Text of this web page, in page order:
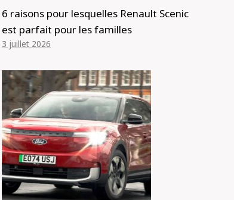
Test du GWM Tank 500 Ultra 2024 :
Par Alexis de Club Events 6 avril 2024
6 raisons pour lesquelles Renault Scenic
est parfait pour les familles
3 juillet 2026